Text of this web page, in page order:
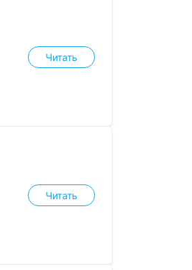
Читать
Читать